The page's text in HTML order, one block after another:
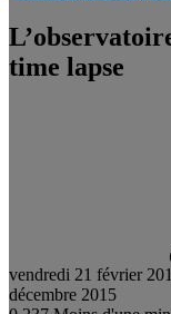
time lapse
vendredi 21 février
décembre 2015